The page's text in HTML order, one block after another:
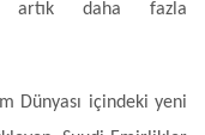
artık daha fazla
Dünyası içindeki yeni